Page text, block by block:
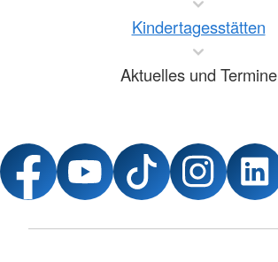
Kindertagesstätten
Aktuelles und Termine